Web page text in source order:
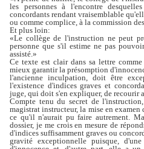
les personnes à l'encontre
concordants rendant vraisemblable
ou comme complice, à la commission
Et plus loin:
«Le collège de l'instruction ne peut
personne que s'il estime ne pas
assisté.»
Ce texte est clair dans sa lettre
mieux garantir la présomption
l'ancienne inculpation, doit être
l'existence d'indices graves et
juge, qui doit s'en expliquer, de recourir
Compte tenu du secret de
magistrat instructeur, la mise en examen
ce qu'il n'aurait pu faire autrement.
dossier, je me crois en mesure de
d'indices suffisamment graves ou
gravité exceptionnelle puisque,